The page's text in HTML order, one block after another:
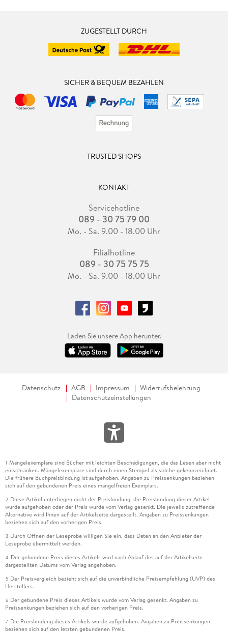
ZUGESTELLT DURCH
SICHER & BEQUEM BEZAHLEN
TRUSTED SHOPS
KONTAKT
Servicehotline
089 - 30 75 79 00
Mo. - Sa. 9.00 - 18.00 Uhr
Filialhotline
089 - 30 75 75 75
Mo. - Sa. 9.00 - 18.00 Uhr
Laden Sie unsere App herunter.
Datenschutz AGB Impressum
Widerrufsbelehrung
Datenschutzeinstellungen
1 Mängelexemplare sind Bücher mit leichten Beschädigungen, die das Lesen aber nicht
einschränken. Mängelexemplare sind durch einen Stempel als solche gekennzeichnet.
Die frühere Buchpreisbindung ist aufgehoben. Angaben zu Preissenkungen beziehen
sich auf den gebundenen Preis eines mangelfreien Exemplars.
2 Diese Artikel unterliegen nicht der Preisbindung, die Preisbindung dieser Artikel
wurde aufgehoben oder der Preis wurde vom Verlag gesenkt. Die jeweils zutreffende
Alternative wird Ihnen auf der Artikelseite dargestellt. Angaben zu Preissenkungen
beziehen sich auf den vorherigen Preis.
3 Durch Öffnen der Leseprobe willigen Sie ein, dass Daten an den Anbieter der
Leseprobe übermittelt werden.
4 Der gebundene Preis dieses Artikels wird nach Ablauf des auf der Artikelseite
dargestellten Datums vom Verlag angehoben.
5 Der Preisvergleich bezieht sich auf die unverbindliche Preisempfehlung (UVP) des
Herstellers.
6 Der gebundene Preis dieses Artikels wurde vom Verlag gesenkt. Angaben zu
Preissenkungen beziehen sich auf den vorherigen Preis.
7 Die Preisbindung dieses Artikels wurde aufgehoben. Angaben zu Preissenkungen
beziehen sich auf den letzten gebundenen Preis.